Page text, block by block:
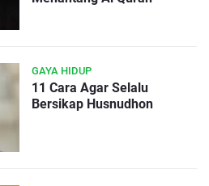
GAYA HIDUP
11 Cara Agar Selalu
Bersikap Husnudhon